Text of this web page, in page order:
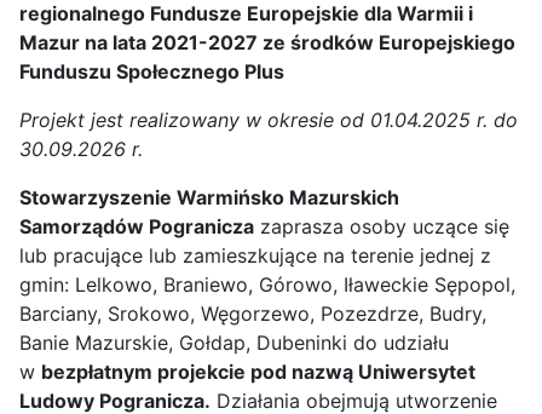
regionalnego Fundusze Europejskie dla Warmii i
Mazur na lata 2021-2027 ze środków Europejskiego
Funduszu Społecznego Plus
Projekt jest realizowany w okresie od 01.04.2025 r. do
30.09.2026 r.
Stowarzyszenie Warmińsko Mazurskich
Samorządów Pogranicza zaprasza osoby uczące się
lub pracujące lub zamieszkujące na terenie jednej z
gmin: Lelkowo, Braniewo, Górowo, Iławeckie Sępopol,
Barciany, Srokowo, Węgorzewo, Pozezdrze, Budry,
Banie Mazurskie, Gołdap, Dubeninki do udziału
w bezpłatnym projekcie pod nazwą Uniwersytet
Ludowy Pogranicza. Działania obejmują utworzenie